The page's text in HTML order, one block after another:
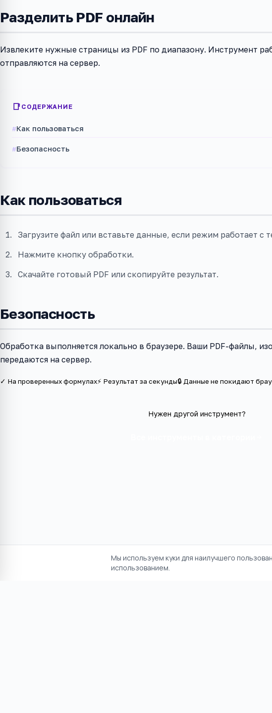
Разделить PDF онлайн
Извлеките нужные страницы из PDF по диапазону. Инструмент
отправляются на сервер.
СОДЕРЖАНИЕ
Как пользоваться
Безопасность
Как пользоваться
Загрузите файл или вставьте данные, если режим работает с
Нажмите кнопку обработки.
Скачайте готовый PDF или скопируйте результат.
Безопасность
Обработка выполняется локально в браузере. Ваши PDF-файлы,
передаются на сервер.
✓ На проверенных формулах⚡ Результат за секунды🔒 Данные не покидают
Нужен другой инструмент?
Мы используем куки для наилучшего
использованием.